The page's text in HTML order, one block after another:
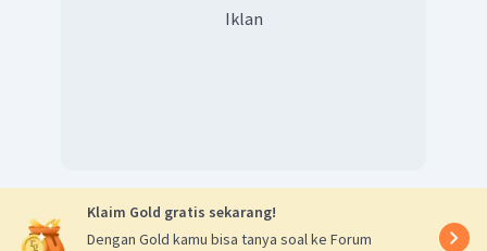
Iklan
Klaim Gold gratis sekarang!
Dengan Gold kamu bisa tanya soal ke Forum